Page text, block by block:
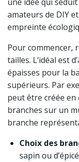
amateurs de DIY
empreinte
Pour commencer,
tailles. L’idéal est
épaisses pour la
supérieurs. Par
peut être créée
branches sur un
branche
Choix des
sapin ou